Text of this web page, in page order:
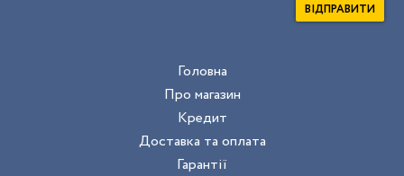
ВІДПРАВИТИ
Головна
Про магазин
Кредит
Доставка та оплата
Гарантії